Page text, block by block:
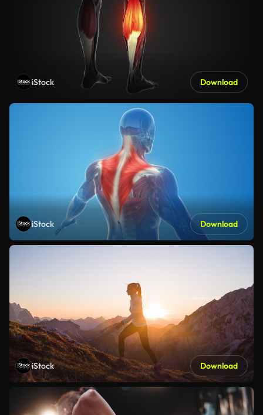
iStock Download
iStock Download
iStock Download